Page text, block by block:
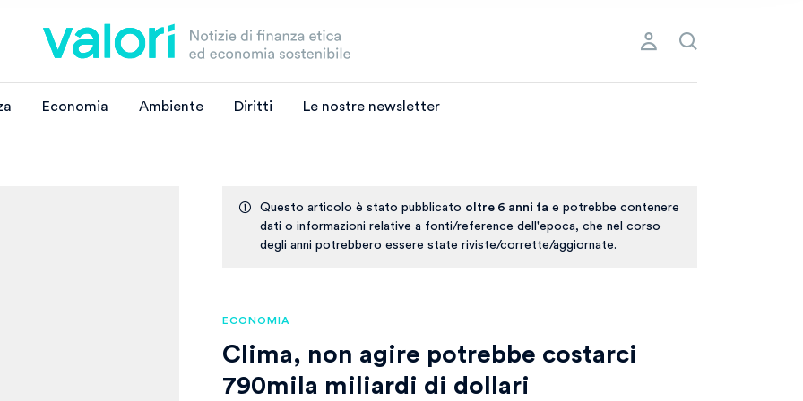
Economia Ambiente Diritti Le nostre newsletter
Questo articolo è stato pubblicato oltre 6 anni fa e potrebbe contenere
dati o informazioni relative a fonti/reference dell'epoca, che nel corso
degli anni potrebbero essere state riviste/corrette/aggiornate.
ECONOMIA
Clima, non agire potrebbe costarci
790mila miliardi di dollari